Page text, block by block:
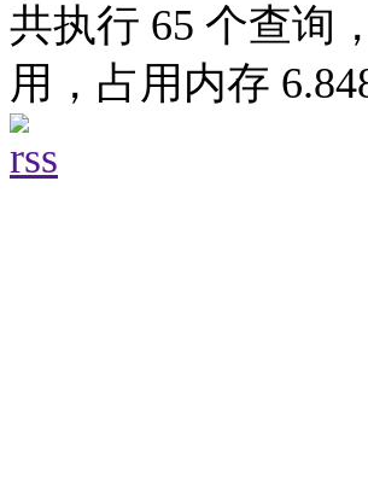
共执行 65 个查询
用，占用内存